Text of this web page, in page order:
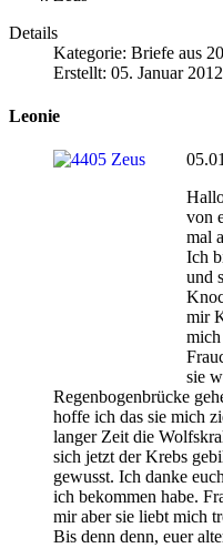
Details
Kategorie: Briefe aus
Erstellt: 05. Januar 2012
Leonie
von
mal
Ich
und
mir
sie
Regenbogenbrücke
hoffe ich das sie mich
langer Zeit die
sich jetzt der Krebs
gewusst. Ich danke
ich bekommen habe.
mir aber sie liebt mich
Bis denn denn, euer